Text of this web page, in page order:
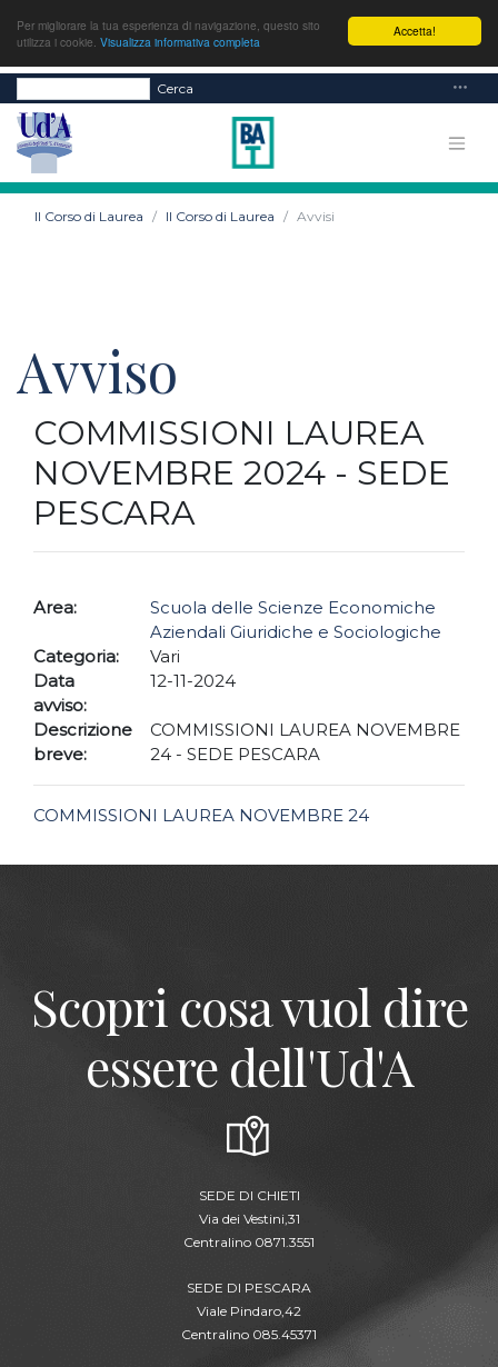
Accetta!
Per migliorare la tua esperienza di navigazione, questo sito
utilizza i cookie. Visualizza informativa completa
Cerca
Il Corso di Laurea Il Corso di Laurea Avvisi
Avviso
COMMISSIONI LAUREA
NOVEMBRE 2024 - SEDE
PESCARA
Area:
Scuola delle Scienze Economiche
Aziendali Giuridiche e Sociologiche
Categoria:
Vari
Data
avviso:
12-11-2024
Descrizione
breve:
COMMISSIONI LAUREA NOVEMBRE
24 - SEDE PESCARA
COMMISSIONI LAUREA NOVEMBRE 24
Scopri cosa vuol dire
essere dell'Ud'A
SEDE DI CHIETI
Via dei Vestini,31
Centralino 0871.3551
SEDE DI PESCARA
Viale Pindaro,42
Centralino 085.45371